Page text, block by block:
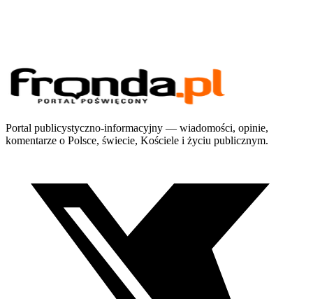
Portal publicystyczno-informacyjny — wiadomości, opinie,
komentarze o Polsce, świecie, Kościele i życiu publicznym.